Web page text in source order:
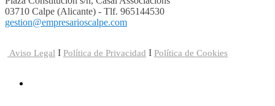
03710 Calpe (Alicante) - Tlf. 965144530
gestion@empresarioscalpe.com
Aviso Legal I Política de Privacidad I Política de Cookies